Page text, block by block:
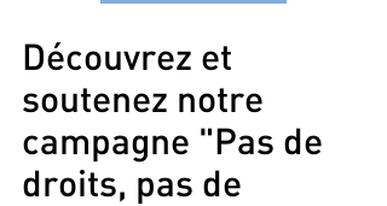
Découvrez et
soutenez notre
campagne "Pas de
droits, pas de